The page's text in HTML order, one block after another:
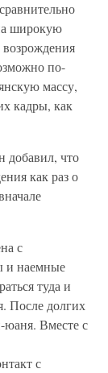
широкую
по-
массу,
кадры, как
добавил, что
как раз о
с
и наемные
туда и
После долгих
юаня. Вместе с
с